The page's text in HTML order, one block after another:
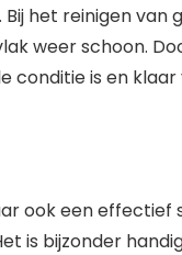
het reinigen
weer schoon.
is en
ook een
is bijzonder